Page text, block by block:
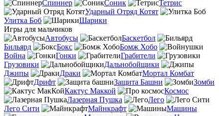
Спиннер
Соник
Тетрис
Ударный Отряд Котят
Улитка Боб
Шарики
Игры для мальчиков
Автобусы
Баскетбол
Бильярд
Бокс
Бомж Хобо
Война
Гонки
Грабители
Грузовики
Дальнобойщики
Джипы
Драки
Мортал Комбат
Дрифт
Защита Башни
Зомби
Кактус Маккой
Космос
Лазерная Пушка
Лего
Лего Сити
Майнкрафт
Машины